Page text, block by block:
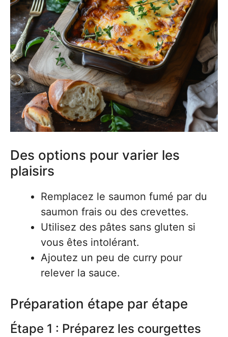
Des options pour varier les
plaisirs
Remplacez le saumon fumé par du
saumon frais ou des crevettes.
Utilisez des pâtes sans gluten si
vous êtes intolérant.
Ajoutez un peu de curry pour
relever la sauce.
Préparation étape par étape
Étape 1 : Préparez les courgettes